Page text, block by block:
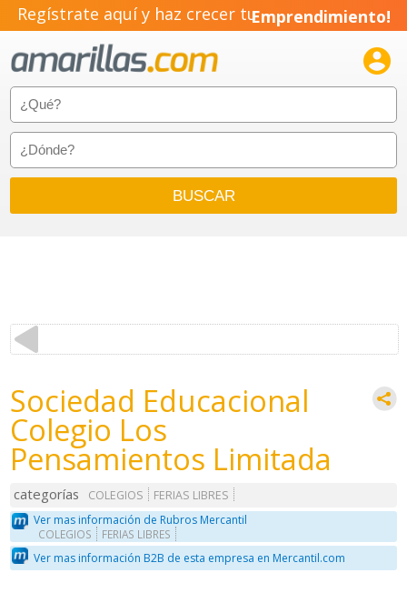
Regístrate aquí y haz crecer tuEmprendimiento!

Sociedad Educacional
Colegio Los
Pensamientos Limitada
categorías COLEGIOS
FERIAS LIBRES
Ver mas información de Rubros Mercantil
COLEGIOS FERIAS LIBRES
Ver mas información B2B de esta empresa en Mercantil.com